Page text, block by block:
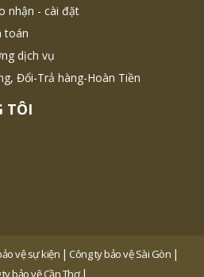
nhận - cài đặt
toán
dịch vụ
Đổi-Trả hàng-Hoàn Tiền
TÔI
vệ sự kiện | Công ty bảo vệ Sài Gòn |
bảo vệ Cần Thơ |